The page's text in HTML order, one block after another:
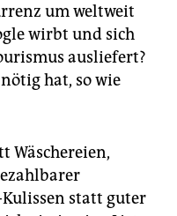
um weltweit
wirbt und sich
ausliefert?
hat, so wie
Wäschereien,
statt guter